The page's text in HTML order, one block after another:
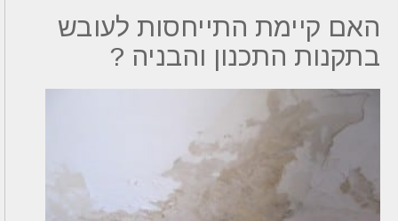
האם קיימת התייחסות לעובש
בתקנות התכנון והבניה ?